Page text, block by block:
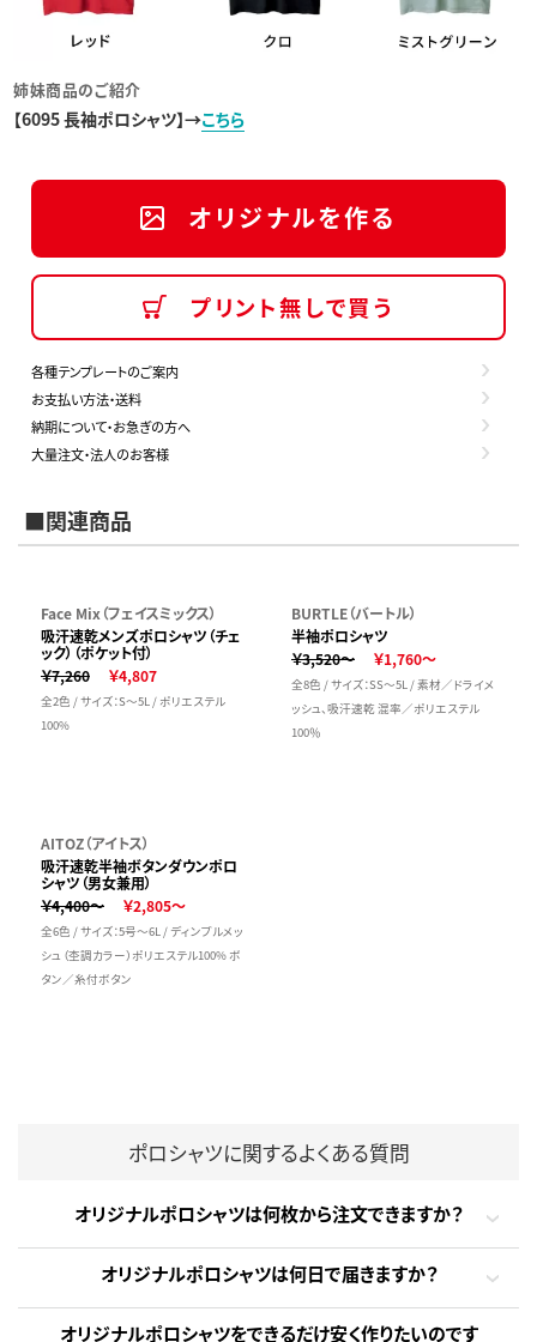
姉妹商品のご紹介
【6095 長袖ポロシャツ】→こちら
オリジナルを作る
プリント無しで買う
各種テンプレートのご案内
お支払い方法・送料
納期について・お急ぎの方へ
大量注文・法人のお客様
■関連商品
Face Mix（フェイスミックス）
吸汗速乾メンズポロシャツ（チェ
ック）（ポケット付）
￥7,260
￥4,807
全2色 / サイズ：S～5L / ポリエステル
100%
BURTLE（バートル）
半袖ポロシャツ
￥3,520～
￥1,760～
全8色 / サイズ：SS～5L / 素材／ドライメ
ッシュ、吸汗速乾 混率／ポリエステル
100％
AITOZ（アイトス）
吸汗速乾半袖ボタンダウンポロ
シャツ（男女兼用）
￥4,400～
￥2,805～
全6色 / サイズ：5号～6L / ディンプルメッ
シュ（杢調カラー）ポリエステル100% ボ
タン／糸付ボタン
ポロシャツに関するよくある質問
オリジナルポロシャツは何枚から注文できますか？
オリジナルポロシャツは何日で届きますか？
オリジナルポロシャツをできるだけ安く作りたいのです